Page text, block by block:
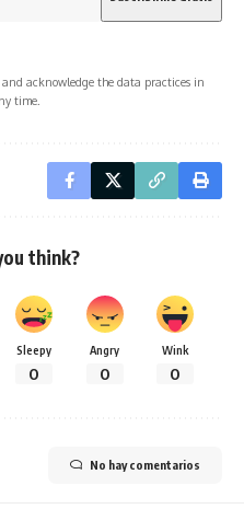
and acknowledge the data practices in
time.
think?
Sleepy
0
Angry
0
Wink
0
No hay comentarios